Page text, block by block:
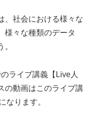
、社会における様々な
様々な種類のデータ
ライブ講義【Live人
の動画はこのライブ講
なります。